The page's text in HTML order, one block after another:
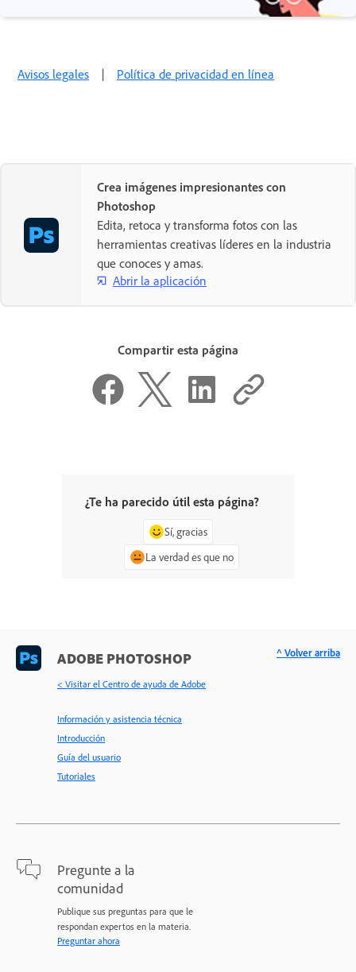
Avisos legales | Política de privacidad en línea
Crea imágenes impresionantes con
Photoshop
Edita, retoca y transforma fotos con las
herramientas creativas líderes en la industria
que conoces y amas.
Abrir la aplicación
Compartir esta página
¿Te ha parecido útil esta página?
Sí, gracias
La verdad es que no
ADOBE PHOTOSHOP
< Visitar el Centro de ayuda de Adobe
Información y asistencia técnica
Introducción
Guía del usuario
Tutoriales
Pregunte a la
comunidad
Publique sus preguntas para que le
respondan expertos en la materia.
Preguntar ahora
^ Volver arriba